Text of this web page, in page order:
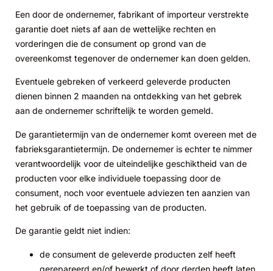
Een door de ondernemer, fabrikant of importeur verstrekte
garantie doet niets af aan de wettelijke rechten en
vorderingen die de consument op grond van de
overeenkomst tegenover de ondernemer kan doen gelden.
Eventuele gebreken of verkeerd geleverde producten
dienen binnen 2 maanden na ontdekking van het gebrek
aan de ondernemer schriftelijk te worden gemeld.
De garantietermijn van de ondernemer komt overeen met de
fabrieksgarantietermijn. De ondernemer is echter te nimmer
verantwoordelijk voor de uiteindelijke geschiktheid van de
producten voor elke individuele toepassing door de
consument, noch voor eventuele adviezen ten aanzien van
het gebruik of de toepassing van de producten.
De garantie geldt niet indien:
de consument de geleverde producten zelf heeft
gerepareerd en/of bewerkt of door derden heeft laten